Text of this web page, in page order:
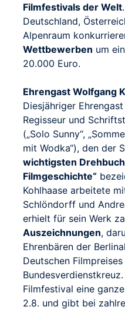
Filmfestivals der Welt
Deutschland,
Alpenraum
Wettbewerben um
20.000 Euro.
Ehrengast Wolfgang
Diesjähriger
Regisseur und
(„Solo Sunny“,
mit Wodka“), den der
wichtigsten
Filmgeschichte“
Kohlhaase arbeitete
Schlöndorff und
erhielt für sein Werk
Auszeichnungen,
Ehrenbären der
Deutschen
Filmfestival eine
2.8. und gibt bei